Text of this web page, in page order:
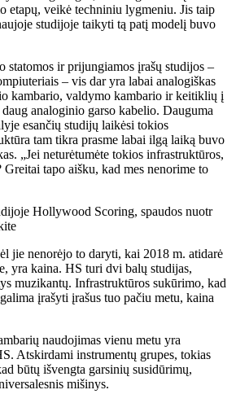
etapų, veikė techniniu lygmeniu. Jis taip
studijoje taikyti tą patį modelį buvo
statomos ir prijungiamos įrašų studijos –
– vis dar yra labai analogiškas
kambario, valdymo kambario ir keitiklių į
analoginio garso kabelio. Dauguma
esančių studijų laikėsi tokios
tam tikra prasme labai ilgą laiką buvo
„Jei neturėtumėte tokios infrastruktūros,
Greitai tapo aišku, kad mes nenorime to
jie nenorėjo to daryti, kai 2018 m. atidarė
yra kaina. HS turi dvi balų studijas,
muzikantų. Infrastruktūros sukūrimo, kad
įrašyti įrašus tuo pačiu metu, kaina
naudojimas vienu metu yra
Atskirdami instrumentų grupes, tokias
būtų išvengta garsinių susidūrimų,
mišinys.